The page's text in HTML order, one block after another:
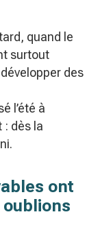
quand le
surtout
des
l’été à
: dès la
ont